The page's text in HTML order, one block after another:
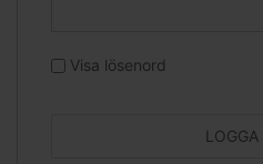
Visa lösenord
LOGGA